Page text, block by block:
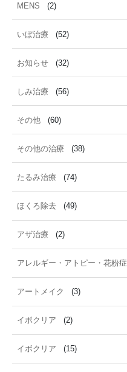
MENS (2)
いぼ治療 (52)
お知らせ (32)
しみ治療 (56)
その他 (60)
その他の治療 (38)
たるみ治療 (74)
ほくろ除去 (49)
アザ治療 (2)
アレルギー・アトピー・花粉症
アートメイク (3)
イボクリア (2)
イボクリア (15)